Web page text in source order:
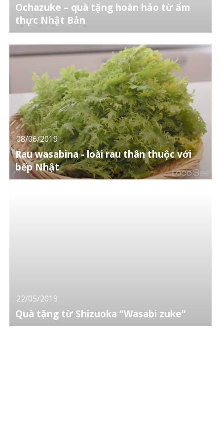
Ochazuke – quà tặng hoàn hảo từ ẩm
thực Nhật Bản
08/06/2019
Rau wasabina - loài rau thân thuộc với
bếp Nhật
22/05/2019
Quà tặng từ Shizuoka “Wasabi zuke”